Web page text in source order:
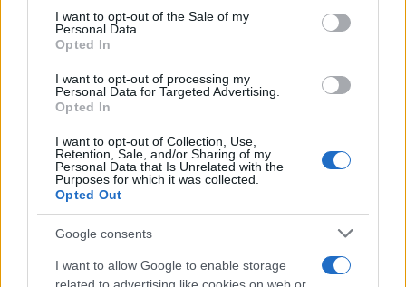
consent section.
I want to opt-out of the Sale of my
Personal Data.
Opted In
I want to opt-out of processing my
Personal Data for Targeted Advertising.
Opted In
I want to opt-out of Collection, Use,
Retention, Sale, and/or Sharing of my
Personal Data that Is Unrelated with the
Purposes for which it was collected.
Opted Out
Google consents
I want to allow Google to enable storage
Υποβολή σχολίου
Όροι Χρήσης
Χρηστικά
ΒΟΥΛΗ ΝΟΜΟΣΧΕΔΙΟ
ΥΠΟΥΡΓΕΙΟ ΕΣΩΤΕΡΙΚΩΝ